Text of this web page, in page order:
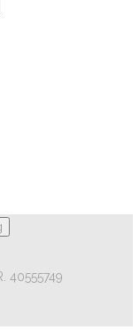
40555749